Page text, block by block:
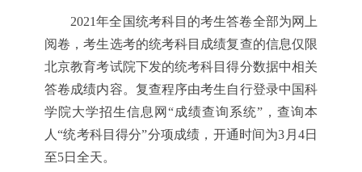
2021年全国统考科目的考生答卷全部为网上
阅卷，考生选考的统考科目成绩复查的信息仅限
北京教育考试院下发的统考科目得分数据中相关
答卷成绩内容。复查程序由考生自行登录中国科
学院大学招生信息网“成绩查询系统”，查询本
人“统考科目得分”分项成绩，开通时间为3月4日
至5日全天。